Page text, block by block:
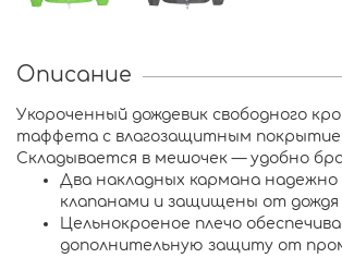
Описание
Укороченный дождевик свободного
таффета с влагозащитным
Складывается в мешочек — удобно
Два накладных кармана
клапанами и защищены от дождя
Цельнокроеное плечо
дополнительную защиту от